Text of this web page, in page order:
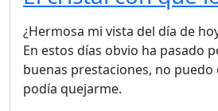
¿Hermosa mi vista del día de
En estos días obvio ha pasado
buenas prestaciones, no
podía quejarme.